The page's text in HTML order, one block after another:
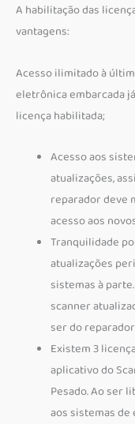
A habilitação das
vantagens:
Acesso ilimitado à
eletrônica embarcada
licença habilitada;
Acesso aos
atualizações,
reparador deve
acesso aos
Tranquilidade
atualizações
sistemas à
scanner
ser do
Existem 3
aplicativo do
Pesado. Ao ser
aos sistemas